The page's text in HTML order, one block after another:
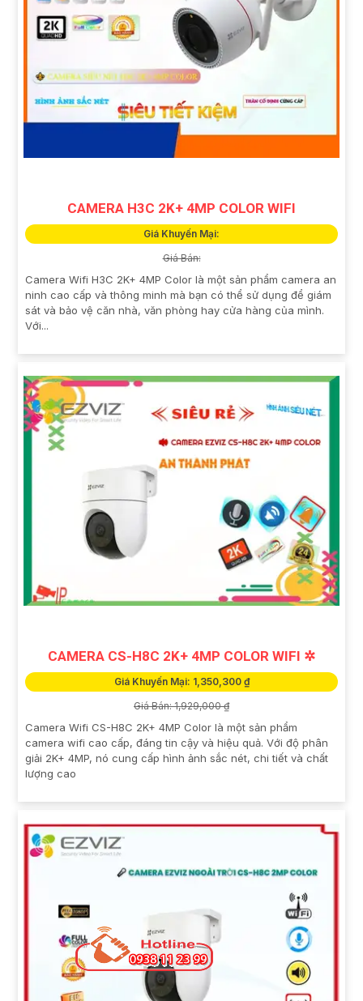
CAMERA H3C 2K+ 4MP COLOR WIFI
Giá Khuyến Mại:
Giá Bán:
Camera Wifi H3C 2K+ 4MP Color là một sản phẩm camera an
ninh cao cấp và thông minh mà bạn có thể sử dụng để giám
sát và bảo vệ căn nhà, văn phòng hay cửa hàng của mình.
Với...
CAMERA CS-H8C 2K+ 4MP COLOR WIFI ✲
Giá Khuyến Mại: 1,350,300 ₫
Giá Bán: 1,929,000 ₫
Camera Wifi CS-H8C 2K+ 4MP Color là một sản phẩm
camera wifi cao cấp, đáng tin cậy và hiệu quả. Với độ phân
giải 2K+ 4MP, nó cung cấp hình ảnh sắc nét, chi tiết và chất
lượng cao